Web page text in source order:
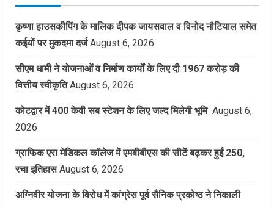
कृष्णा हाउसकीपिंग के मालिक दीपक जायसवाल व विनोद नौटियाल समेत
कईयों पर मुकदमा दर्ज August 6, 2026
सीएम धामी ने योजनाओं व निर्माण कार्यों के लिए दी 1967 करोड़ की
वित्तीय स्वीकृति August 6, 2026
कोटद्वार में 400 केवी सब स्टेशन के लिए जल्द मिलेगी भूमि August 6,
2026
ग्राफिक एरा मेडिकल कॉलेज में एमबीबीएस की सीटें बढ़कर हुईं 250,
रचा इतिहास August 6, 2026
अग्निवीर योजना के विरोध में कांग्रेस पूर्व सैनिक प्रकोष्ठ ने निकाली